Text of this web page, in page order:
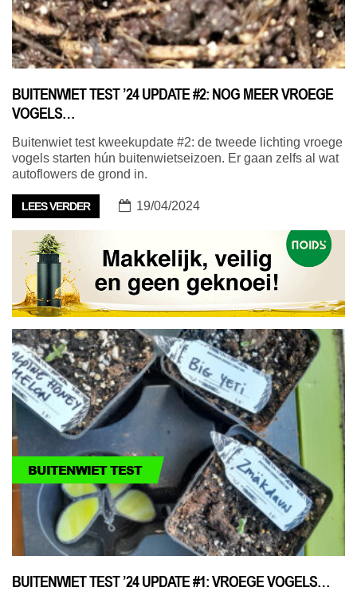
BUITENWIET TEST ’24 UPDATE #2: NOG MEER VROEGE
VOGELS…
Buitenwiet test kweekupdate #2: de tweede lichting vroege
vogels starten hún buitenwietseizoen. Er gaan zelfs al wat
autoflowers de grond in.
LEES VERDER 19/04/2024
BUITENWIET TEST
BUITENWIET TEST ’24 UPDATE #1: VROEGE VOGELS…